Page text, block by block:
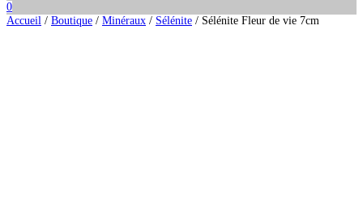
0
Accueil / Boutique / Minéraux / Sélénite / Sélénite Fleur de vie 7cm